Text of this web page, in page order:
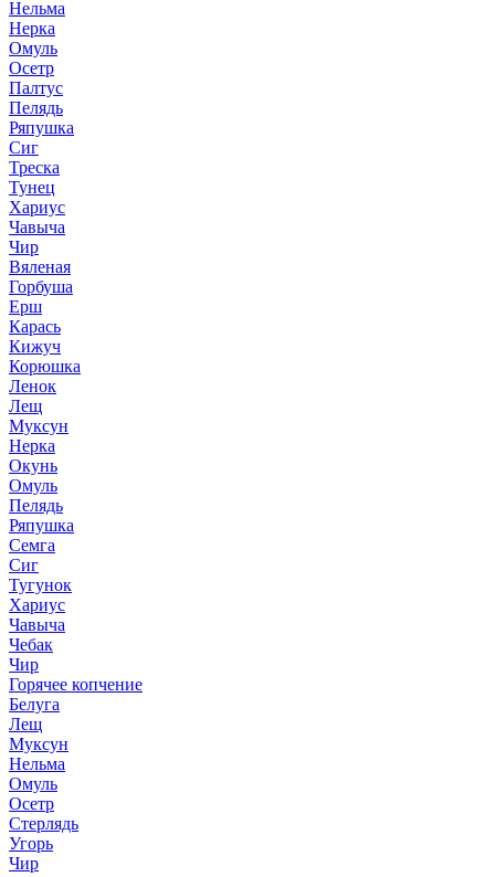
Нельма
Нерка
Омуль
Осетр
Палтус
Пелядь
Ряпушка
Сиг
Треска
Тунец
Хариус
Чавыча
Чир
Вяленая
Горбуша
Ерш
Карась
Кижуч
Корюшка
Ленок
Лещ
Муксун
Нерка
Окунь
Омуль
Пелядь
Ряпушка
Семга
Сиг
Тугунок
Хариус
Чавыча
Чебак
Чир
Горячее копчение
Белуга
Лещ
Муксун
Нельма
Омуль
Осетр
Стерлядь
Угорь
Чир